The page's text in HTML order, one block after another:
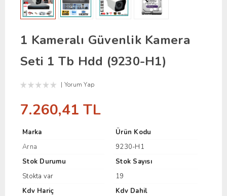
1 Kameralı Güvenlik Kamera
Seti 1 Tb Hdd (9230-H1)
Yorum Yap
7.260,41 TL
Marka
Arna
Ürün Kodu
9230-H1
Stok Durumu
Stokta var
Stok Sayısı
19
Kdv Hariç
Kdv Dahil